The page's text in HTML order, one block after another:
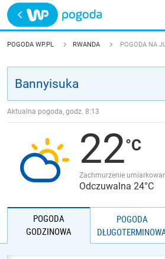
Trwa ładowanie
POLSKA
JAKOŚĆ POWIETRZA
POGODA WP.PL RWANDA POGODA NA
Aktualna pogoda, godz. 8:13
22
Zachmurzenie
Odczuwalna 24°C
POGODA
GODZINOWA
POGODA